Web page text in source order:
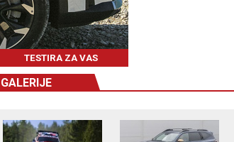
TESTIRA ZA VAS
GALERIJE